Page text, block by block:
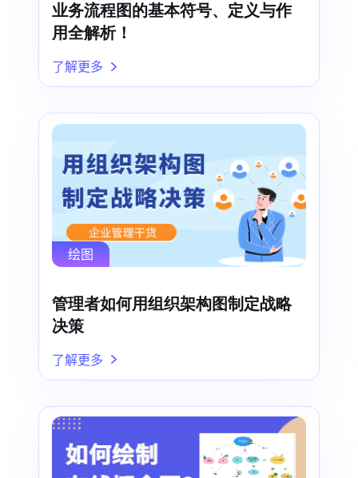
业务流程图的基本符号、定义与作
用全解析！
了解更多
绘图
管理者如何用组织架构图制定战略
决策
了解更多